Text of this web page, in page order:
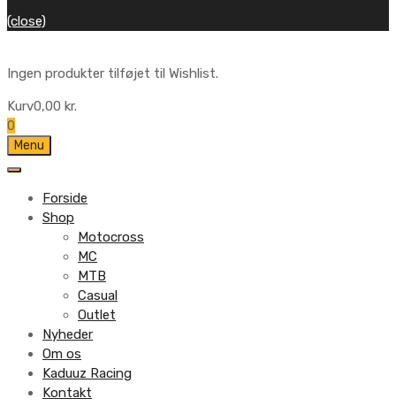
(close)
Ingen produkter tilføjet til Wishlist.
Kurv0,00 kr.
0
Menu
Forside
Shop
Motocross
MC
MTB
Casual
Outlet
Nyheder
Om os
Kaduuz Racing
Kontakt